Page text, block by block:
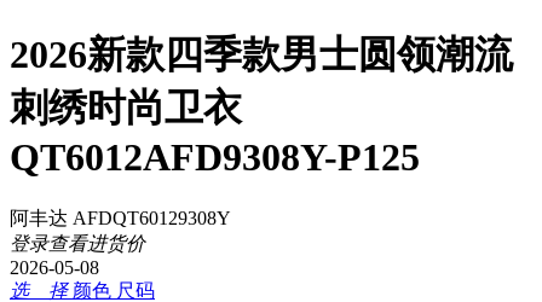
2026新款四季款男士圆领潮流
刺绣时尚卫衣
QT6012AFD9308Y-P125
阿丰达 AFDQT60129308Y
登录查看进货价
2026-05-08
选 择 颜色 尺码